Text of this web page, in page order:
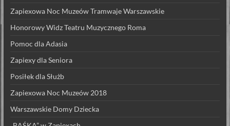
Zapiexowa Noc Muzeów Tramwaje Warszawskie
Honorowy Widz Teatru Muzycznego Roma
Pomoc dla Adasia
Zapiexy dla Seniora
Posiłek dla Służb
Zapiexowa Noc Muzeów 2018
Warszawskie Domy Dziecka